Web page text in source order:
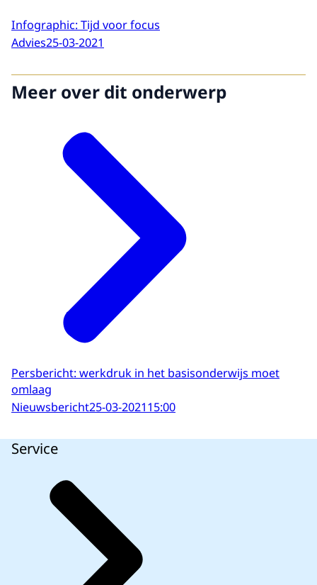
Infographic: Tijd voor focus
Advies25-03-2021
Meer over dit onderwerp
Persbericht: werkdruk in het basisonderwijs moet
omlaag
Nieuwsbericht25-03-202115:00
Service